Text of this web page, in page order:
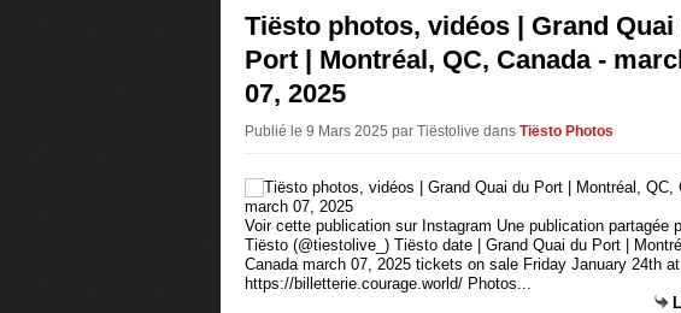
Tiësto photos, vidéos | Grand Quai
Port | Montréal, QC, Canada -
07, 2025
Publié le 9 Mars 2025 par Tiëstolive dans Tiësto Photos
Voir cette publication sur Instagram Une publication partagée
Tiësto (@tiestolive_) Tiësto date | Grand Quai du Port |
Canada march 07, 2025 tickets on sale Friday January 24th
https://billetterie.courage.world/ Photos...